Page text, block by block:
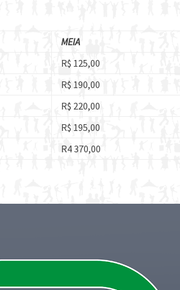
MEIA
R$ 125,00
R$ 190,00
R$ 220,00
R$ 195,00
R4 370,00